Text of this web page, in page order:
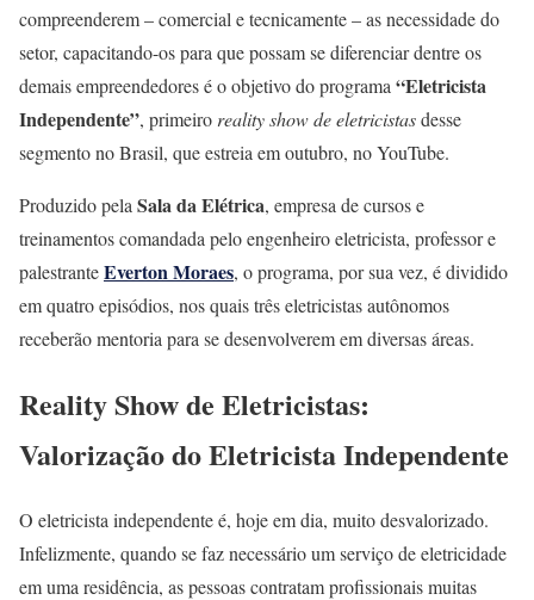
compreenderem – comercial e tecnicamente – as necessidade do
setor, capacitando-os para que possam se diferenciar dentre os
demais empreendedores é o objetivo do programa “Eletricista
Independente”, primeiro reality show de eletricistasdesse
segmento no Brasil, que estreia em outubro, no YouTube.
Produzido pela Sala da Elétrica, empresa de cursos e
treinamentos comandada pelo engenheiro eletricista, professor e
palestranteEverton Moraes, o programa, por sua vez, é dividido
em quatro episódios, nos quais três eletricistas autônomos
receberão mentoria para se desenvolverem em diversas áreas.
Reality Show de Eletricistas:
Valorização do Eletricista Independente
O eletricista independente é, hoje em dia, muito desvalorizado.
Infelizmente, quando se faz necessário um serviço de eletricidade
em uma residência, as pessoas contratam profissionais muitas